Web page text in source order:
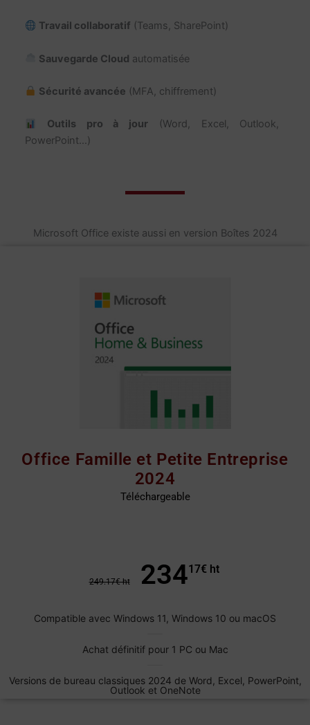
Travail collaboratif (Teams, SharePoint)
Sauvegarde Cloud automatisée
Sécurité avancée (MFA, chiffrement)
Outils pro à jour (Word, Excel, Outlook,
PowerPoint…)
Microsoft Office existe aussi en version Boîtes 2024
Office Famille et Petite Entreprise
2024
Téléchargeable
249.17€ ht 23417€ ht
Compatible avec Windows 11, Windows 10 ou macOS
Achat définitif pour 1 PC ou Mac
Versions de bureau classiques 2024 de Word, Excel, PowerPoint,
Outlook et OneNote